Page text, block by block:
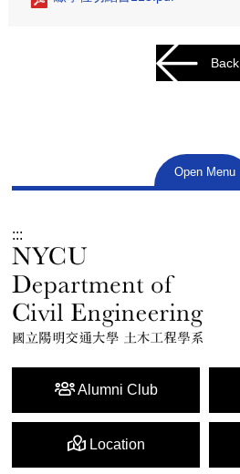
Back
Open Menu
:::
Alumni Club
Location